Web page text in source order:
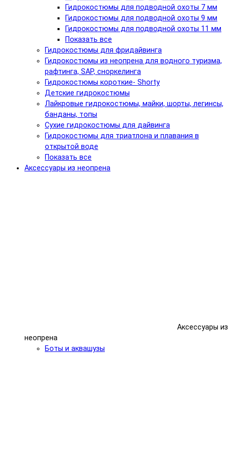
Гидрокостюмы для подводной охоты 7 мм
Гидрокостюмы для подводной охоты 9 мм
Гидрокостюмы для подводной охоты 11 мм
Показать все
Гидрокостюмы для фридайвинга
Гидрокостюмы из неопрена для водного туризма,
рафтинга, SAP, сноркелинга
Гидрокостюмы короткие- Shorty
Детские гидрокостюмы
Лайкровые гидрокостюмы, майки, шорты, легинсы,
банданы, топы
Сухие гидрокостюмы для дайвинга
Гидрокостюмы для триатлона и плавания в
открытой воде
Показать все
Аксессуары из неопрена
Аксессуары из
неопрена
Боты и аквашузы